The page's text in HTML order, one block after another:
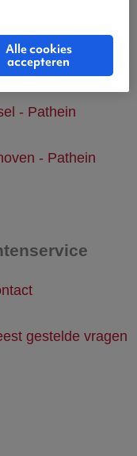
- Pathein
- Pathein
gestelde vragen
Alle cookies
accepteren